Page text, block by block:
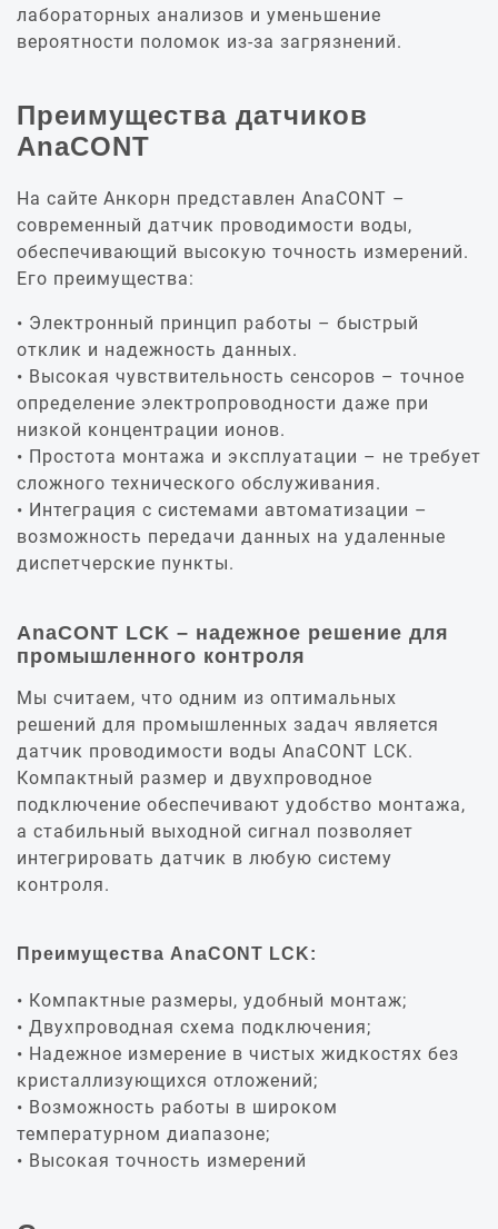
лабораторных анализов и уменьшение
вероятности поломок из-за загрязнений.
Преимущества датчиков
AnaCONT
На сайте Анкорн представлен AnaCONT –
современный датчик проводимости воды,
обеспечивающий высокую точность измерений.
Его преимущества:
Электронный принцип работы – быстрый
отклик и надежность данных.
Высокая чувствительность сенсоров – точное
определение электропроводности даже при
низкой концентрации ионов.
Простота монтажа и эксплуатации – не требует
сложного технического обслуживания.
Интеграция с системами автоматизации –
возможность передачи данных на удаленные
диспетчерские пункты.
AnaCONT LCK – надежное решение для
промышленного контроля
Мы считаем, что одним из оптимальных
решений для промышленных задач является
датчик проводимости воды AnaCONT LCK.
Компактный размер и двухпроводное
подключение обеспечивают удобство монтажа,
а стабильный выходной сигнал позволяет
интегрировать датчик в любую систему
контроля.
Преимущества AnaCONT LCK:
Компактные размеры, удобный монтаж;
Двухпроводная схема подключения;
Надежное измерение в чистых жидкостях без
кристаллизующихся отложений;
Возможность работы в широком
температурном диапазоне;
Высокая точность измерений